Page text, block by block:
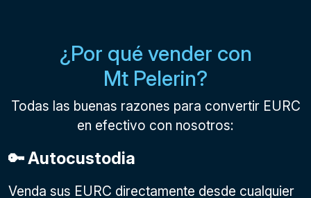
¿Por qué vender con
Mt Pelerin?
Todas las buenas razones para convertir EURC
en efectivo con nosotros:
🔑 Autocustodia
Venda sus EURC directamente desde cualquier